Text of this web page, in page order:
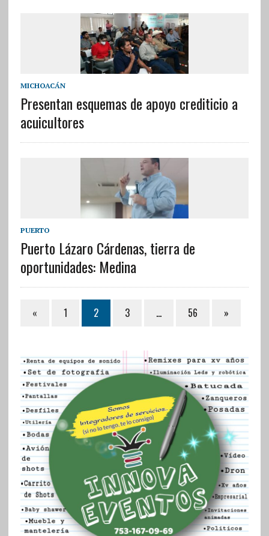
MICHOACÁN
Presentan esquemas de apoyo crediticio a
acuicultores
PUERTO
Puerto Lázaro Cárdenas, tierra de
oportunidades: Medina
« 1 2 3 … 56 »